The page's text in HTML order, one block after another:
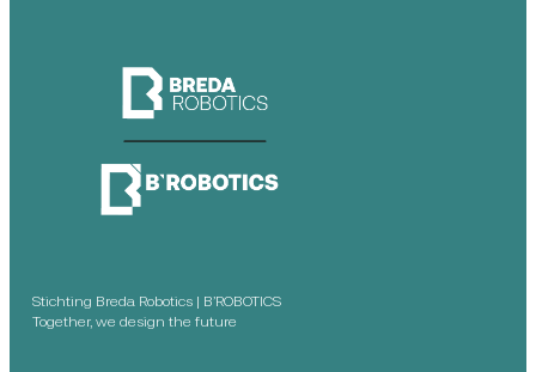
Stichting Breda Robotics | B’ROBOTICS
Together, we design the future